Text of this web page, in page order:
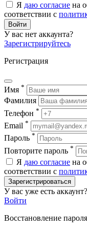
Я даю согласие на
соответствии с
Войти
У вас нет аккаунта?
Зарегистрируйтесь
Регистрация
Имя *
Фамилия
Телефон *
Email *
Пароль *
Повторите пароль *
Я даю согласие на
соответствии с
Зарегистрироваться
У вас уже есть аккаунт?
Войти
Восстановление пароля